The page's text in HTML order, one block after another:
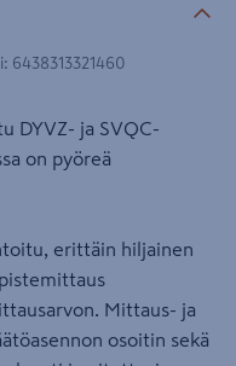
: 6438313321460
DYVZ- ja SVQC-
on pyöreä
erittäin hiljainen
Mittaus- ja
osoitin sekä